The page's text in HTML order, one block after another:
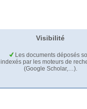
Visibilité
Les documents déposés
indexés par les moteurs de
(Google Scholar,…).